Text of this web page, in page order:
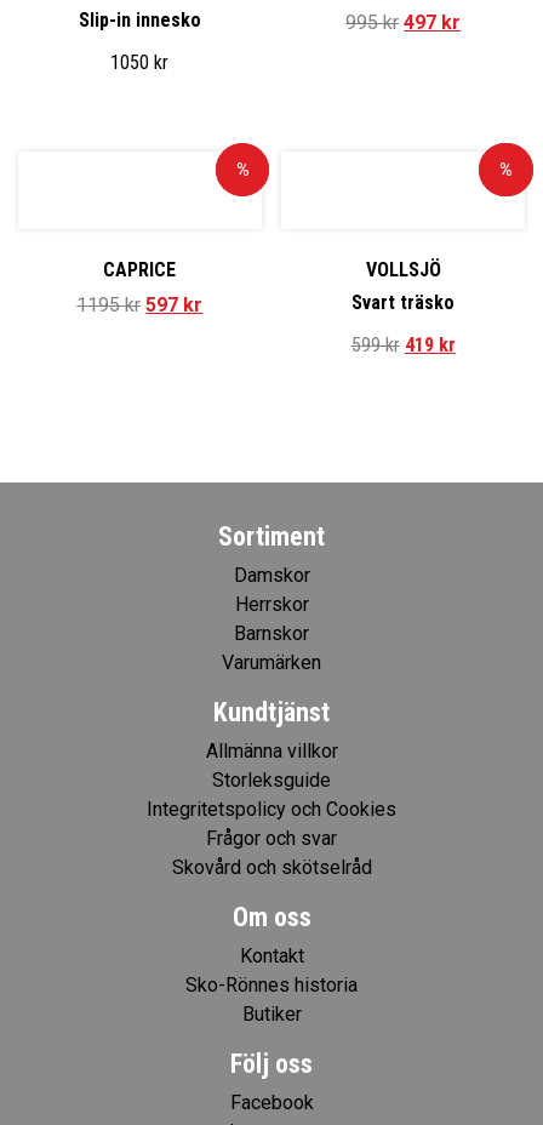
Slip-in innesko
1050kr
995kr 497 kr
Rea!
%
CAPRICE
1195kr 597 kr
Rea!
%
VOLLSJÖ
Svart träsko
599kr 419 kr
Sortiment
Damskor
Herrskor
Barnskor
Varumärken
Kundtjänst
Allmänna villkor
Storleksguide
Integritetspolicy och Cookies
Frågor och svar
Skovård och skötselråd
Om oss
Kontakt
Sko-Rönnes historia
Butiker
Följ oss
Facebook